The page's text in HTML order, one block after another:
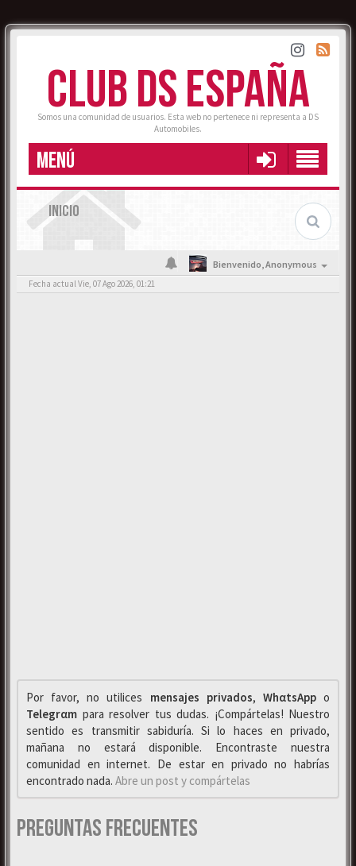
CLUB DS ESPAÑA
Somos una comunidad de usuarios. Esta web no pertenece ni representa a DS
Automobiles.
MENÚ
INICIO
Bienvenido,Anonymous
Fecha actual Vie, 07 Ago 2026, 01:21
Por favor, no utilices mensajes privados, WhαtsAppo
Telegrαm para resolver tus dudas. ¡Compártelas! Nuestro
sentido es transmitir sabiduría. Si lo haces en privado,
mañana no estará disponible. Encontraste nuestra
comunidad en internet. De estar en privado no habrías
encontrado nada. Abre un post y compártelas
Preguntas Frecuentes